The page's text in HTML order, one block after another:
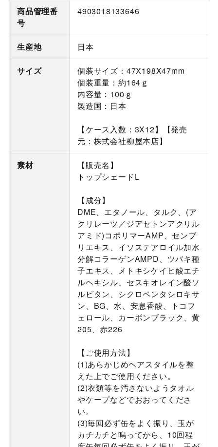
商品管理番
号
4903018133646
生産地 日本
サイズ
個装サイズ：47X198X47mm
個装重量：約164ｇ
内容量：100ｇ
製造国：日本
【ケース入数：3X12】【発売
元：株式会社柳屋本店】
素材
【販売名】
トップシェードL
【成分】
DME、エタノール、タルク、(ア
クリレーツ／ジアセトンアクリル
アミド)コポリマーAMP、センブ
リエキス、イソステアロイル加水
分解コラーゲンAMPD、ツバキ種
子エキス、メトキシケイヒ酸エチ
ルヘキシル、セスキオレイン酸ソ
ルビタン、シクロペンタシロキサ
ン、BG、水、安息香酸、トコフ
ェロール、カーボンブラック、黄
205、赤226
【ご使用方法】
(1)あらかじめヘアスタイルを整
えた上でご使用ください。
(2)衣類等を汚さないようタオル
やケープなどでおおってくださ
い。
(3)毎回必ず缶をよく振り、玉が
カチカチと鳴ってから、10回程